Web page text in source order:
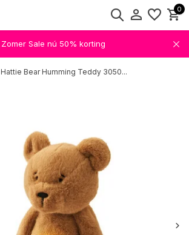
0
Zomer Sale nú 50% korting
Hattie Bear Humming Teddy 3050...